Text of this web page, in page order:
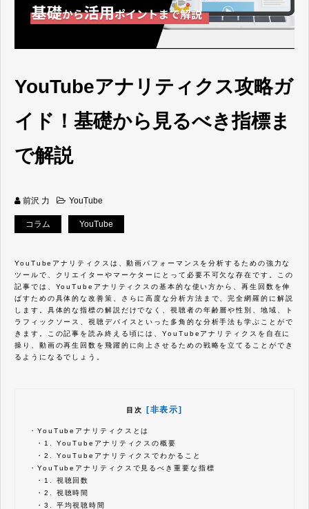
YouTubeアナリティクス攻略ガ
イド！基礎から見るべき指標ま
で解説
前沢 力 YouTube
コラム YouTube
YouTubeアナリティクスは、動画パフォーマンスを分析するための強力な
ツールで、クリエイターやマーケターにとって必要不可欠な存在です。
この
記事では、YouTubeアナリティクスの基本的な使い方から、再生回数を伸
ばすための具体的な改善策、さらに高度な分析方法まで、完全網羅的に解説
します。具体的な指標の解説だけでなく、視聴者の年齢層や性別、地域、ト
ラフィックソース、視聴デバイスといった多角的な分析手法も学ぶことがで
きます。この記事を読み終える頃には、YouTubeアナリティクスを自在に
操り、動画の再生回数を飛躍的に向上させるための戦略を立てることができ
るようになるでしょう。
目次 [非表示]
・ YouTubeアナリティクスとは
・ 1. YouTubeアナリティクスの概要
・ 2. YouTubeアナリティクスでわかること
・ YouTubeアナリティクスで見るべき重要な指標
・ 1. 視聴回数
・ 2. 視聴時間
・ 3. 平均視聴時間